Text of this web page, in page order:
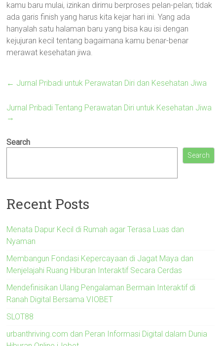
kamu baru mulai, izinkan dirimu berproses pelan-pelan; tidak
ada garis finish yang harus kita kejar hari ini. Yang ada
hanyalah satu halaman baru yang bisa kau isi dengan
kejujuran kecil tentang bagaimana kamu benar-benar
merawat kesehatan jiwa.
← Jurnal Pribadi untuk Perawatan Diri dan Kesehatan Jiwa
Jurnal Pribadi Tentang Perawatan Diri untuk Kesehatan Jiwa
→
Search
Search
Recent Posts
Menata Dapur Kecil di Rumah agar Terasa Luas dan
Nyaman
Membangun Fondasi Kepercayaan di Jagat Maya dan
Menjelajahi Ruang Hiburan Interaktif Secara Cerdas
Mendefinisikan Ulang Pengalaman Bermain Interaktif di
Ranah Digital Bersama VIOBET
SLOT88
urbanthriving.com dan Peran Informasi Digital dalam Dunia